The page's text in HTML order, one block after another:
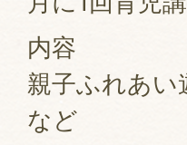
内容
親子ふれあ
など